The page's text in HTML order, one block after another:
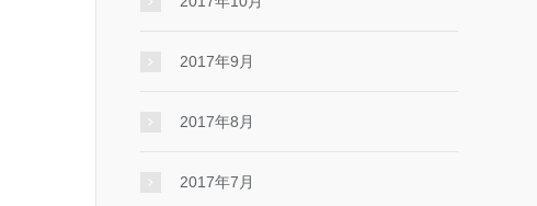
2017年9月
2017年8月
2017年7月